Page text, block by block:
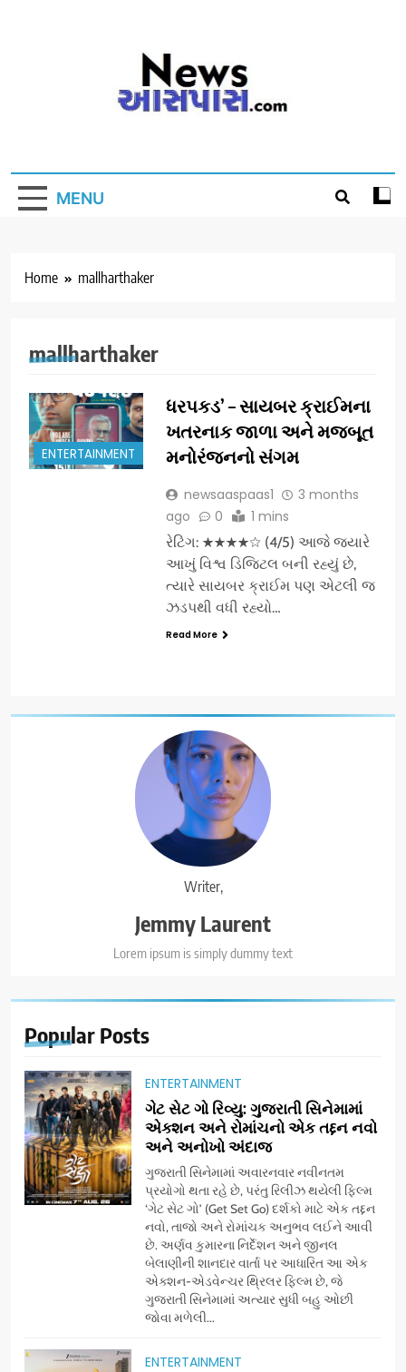
MENU
Home mallharthaker
Writer,
Jemmy Laurent
Lorem ipsum is simply dummy text
Popular Posts
ENTERTAINMENT
ગેટ સેટ ગો રિવ્યુ: ગુજરાતી સિનેમામાં
એક્શન અને રોમાંચનો એક તદ્દન નવો
અને અનોખો અંદાજ
ગુજરાતી સિનેમામાં અવારનવાર નવીનતમ
પ્રયોગો થતા રહે છે, પરંતુ રિલીઝ થયેલી ફિલ્મ
‘ગેટ સેટ ગો’ (Get Set Go) દર્શકો માટે એક તદ્દન
નવો, તાજો અને રોમાંચક અનુભવ લઈને આવી
છે. અર્ણવ કુમારના નિર્દેશન અને જીનલ
બેલાણીની શાનદાર વાર્તા પર આધારિત આ એક
એક્શન-એડવેન્ચર થ્રિલર ફિલ્મ છે, જે
ગુજરાતી સિનેમામાં અત્યાર સુધી બહુ ઓછી
જોવા મળેલી...
ENTERTAINMENT
mallharthaker
ENTERTAINMENT
ધરપકડ’ – સાયબર ક્રાઈમના
ખતરનાક જાળા અને મજબૂત
મનોરંજનનો સંગમ
newsaaspaas1
3 months
ago
0 1 mins
રેટિંગ: ★★★★☆ (4/5) આજે જ્યારે
આખું વિશ્વ ડિજિટલ બની રહ્યું છે,
ત્યારે સાયબર ક્રાઈમ પણ એટલી જ
ઝડપથી વધી રહ્યો…
Read More